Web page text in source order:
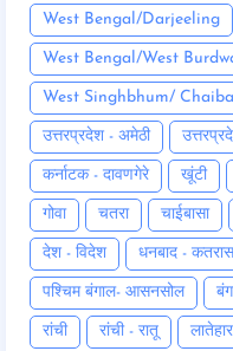
West Bengal/Darjeeling
West Bengal/West
West Singhbhum/
उत्तरप्रदेश - अमेठी
कर्नाटक - दावणगेरे खूंटी
गोवा चतरा चाईबासा
देश - विदेश धनबाद - कतरास
पश्चिम बंगाल- आसनसोल
रांची रांची - रातू लातेहार